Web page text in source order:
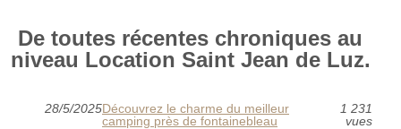
De toutes récentes chroniques au
niveau Location Saint Jean de Luz.
28/5/2025Découvrez le charme du meilleur
camping près de fontainebleau
1 231
vues